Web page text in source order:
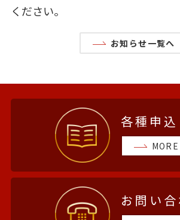
ください。
お知らせ一覧へ
各種申込
MORE
お問い